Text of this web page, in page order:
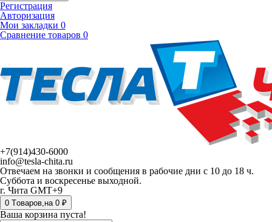
Регистрация
Авторизация
Мои закладки 0
Сравнение товаров 0
+7(914)430-6000
info@tesla-chita.ru
Отвечаем на звонки и сообщения в рабочие дни с 10 до 18 ч.
Суббота и воскресенье выходной.
г. Чита GMT+9
0 Tоваров,на 0 ₽
Ваша корзина пуста!